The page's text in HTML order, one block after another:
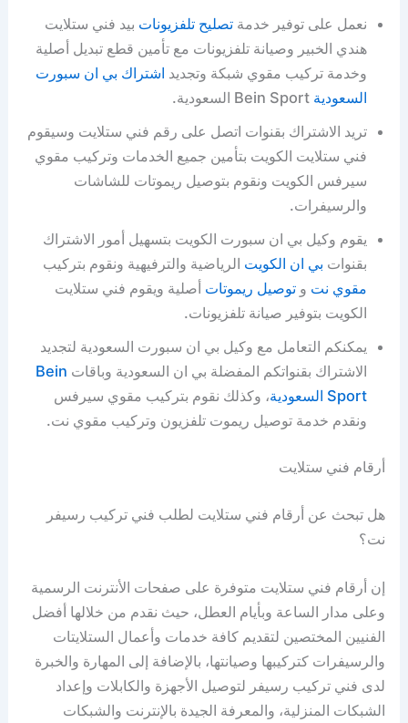
نعمل على توفير خدمةتصليح تلفزيونات بيد فني ستلايت
هندي الخبير وصيانة تلفزيونات مع تأمين قطع تبديل أصلية
وخدمة تركيب مقوي شبكة وتجديد اشتراك بي ان سبورت
السعودية Bein Sport السعودية.
تريد الاشتراك بقنوات اتصل على رقم فني ستلايت وسيقوم
فني ستلايت الكويت بتأمين جميع الخدمات وتركيب مقوي
سيرفس الكويت ونقوم بتوصيل ريموتات للشاشات
والرسيفرات.
يقوم وكيل بي ان سبورت الكويت بتسهيل أمور الاشتراك
بقنوات بي ان الكويت الرياضية والترفيهية ونقوم بتركيب
مقوي نت وتوصيل ريموتات أصلية ويقوم فني ستلايت
الكويت بتوفير صيانة تلفزيونات.
يمكنكم التعامل مع وكيل بي ان سبورت السعودية لتجديد
الاشتراك بقنواتكم المفضلة بي ان السعودية وباقات Bein
Sport السعودية
، وكذلك نقوم بتركيب مقوي سيرفس
ونقدم خدمة توصيل ريموت تلفزيون وتركيب مقوي نت.
أرقام فني ستلايت
هل تبحث عن أرقام فني ستلايت لطلب فني تركيب رسيفر
نت؟
إن أرقام فني ستلايت متوفرة على صفحات الأنترنت الرسمية
وعلى مدار الساعة وبأيام العطل، حيث نقدم من خلالها أفضل
الفنيين المختصين لتقديم كافة خدمات وأعمال الستلايتات
والرسيفرات كتركيبها وصيانتها، بالإضافة إلى المهارة والخبرة
لدى فني تركيب رسيفر لتوصيل الأجهزة والكابلات وإعداد
الشبكات المنزلية، والمعرفة الجيدة بالإنترنت والشبكات